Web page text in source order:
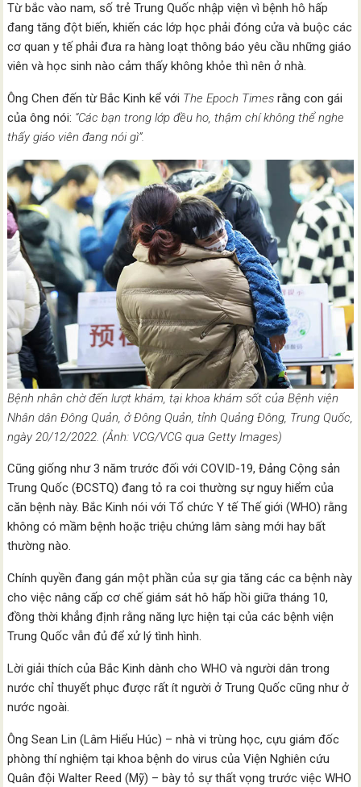
Từ bắc vào nam, số trẻ Trung Quốc nhập viện vì bệnh hô hấp
đang tăng đột biến, khiến các lớp học phải đóng cửa và buộc các
cơ quan y tế phải đưa ra hàng loạt thông báo yêu cầu những giáo
viên và học sinh nào cảm thấy không khỏe thì nên ở nhà.
Ông Chen đến từ Bắc Kinh kể với The Epoch Times rằng con gái
của ông nói: “Các bạn trong lớp đều ho, thậm chí không thể nghe
thấy giáo viên đang nói gì”.
Bệnh nhân chờ đến lượt khám, tại khoa khám sốt của Bệnh viện
Nhân dân Đông Quản, ở Đông Quản, tỉnh Quảng Đông, Trung Quốc,
ngày 20/12/2022. (Ảnh: VCG/VCG qua Getty Images)
Cũng giống như 3 năm trước đối với COVID-19, Đảng Cộng sản
Trung Quốc (ĐCSTQ) đang tỏ ra coi thường sự nguy hiểm của
căn bệnh này. Bắc Kinh nói với Tổ chức Y tế Thế giới (WHO) rằng
không có mầm bệnh hoặc triệu chứng lâm sàng mới hay bất
thường nào.
Chính quyền đang gán một phần của sự gia tăng các ca bệnh này
cho việc nâng cấp cơ chế giám sát hô hấp hồi giữa tháng 10,
đồng thời khẳng định rằng năng lực hiện tại của các bệnh viện
Trung Quốc vẫn đủ để xử lý tình hình.
Lời giải thích của Bắc Kinh dành cho WHO và người dân trong
nước chỉ thuyết phục được rất ít người ở Trung Quốc cũng như ở
nước ngoài.
Ông Sean Lin (Lâm Hiểu Húc) – nhà vi trùng học, cựu giám đốc
phòng thí nghiệm tại khoa bệnh do virus của Viện Nghiên cứu
Quân đội Walter Reed (Mỹ) – bày tỏ sự thất vọng trước việc WHO